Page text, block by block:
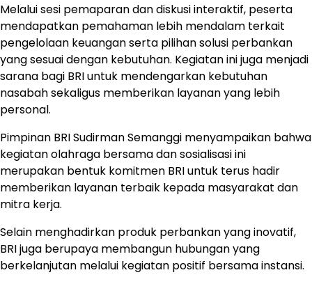
Melalui sesi pemaparan dan diskusi interaktif, peserta
mendapatkan pemahaman lebih mendalam terkait
pengelolaan keuangan serta pilihan solusi perbankan
yang sesuai dengan kebutuhan. Kegiatan ini juga menjadi
sarana bagi BRI untuk mendengarkan kebutuhan
nasabah sekaligus memberikan layanan yang lebih
personal.
Pimpinan BRI Sudirman Semanggi menyampaikan bahwa
kegiatan olahraga bersama dan sosialisasi ini
merupakan bentuk komitmen BRI untuk terus hadir
memberikan layanan terbaik kepada masyarakat dan
mitra kerja.
Selain menghadirkan produk perbankan yang inovatif,
BRI juga berupaya membangun hubungan yang
berkelanjutan melalui kegiatan positif bersama instansi.